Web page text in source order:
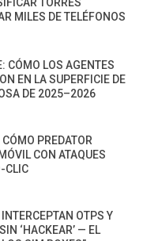
MILES DE TELÉFONOS
CÓMO LOS AGENTES
EN LA SUPERFICIE DE
DE 2025–2026
PREDATOR
CON ATAQUES
CLIC
OTPS Y
‘HACKEAR’ — EL